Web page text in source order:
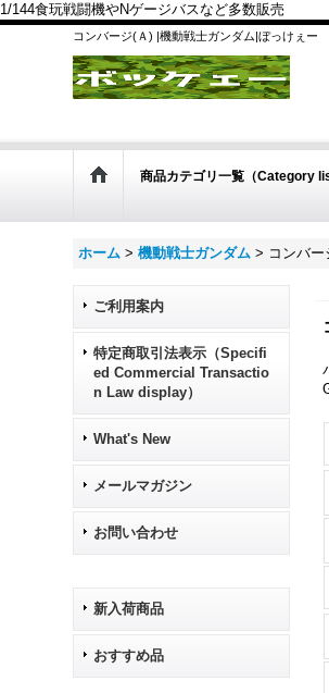
1/144食玩戦闘機やNゲージバスなど多数販売
コンバージ(Ａ) |機動戦士ガンダム|ぼっけぇー
商品カテゴリ一覧（Category
ホーム > 機動戦士ガンダム > コンバー
ご利用案内
特定商取引法表示（Specifi
ed Commercial Transactio
n Law display）
What's New
メールマガジン
お問い合わせ
新入荷商品
おすすめ品